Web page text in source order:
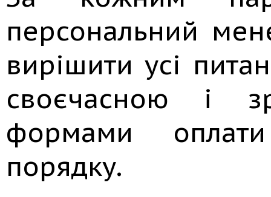
персональний
вирішити усі
своєчасною і
формами
порядку.